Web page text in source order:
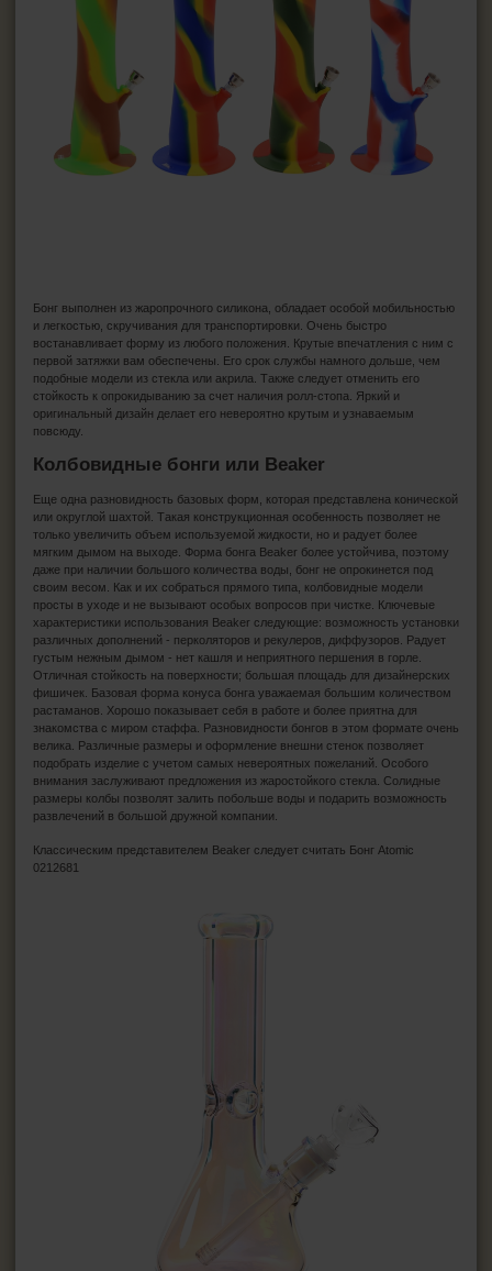
Бонг выполнен из жаропрочного силикона, обладает особой мобильностью
и легкостью, скручивания для транспортировки. Очень быстро
востанавливает форму из любого положения. Крутые впечатления с ним с
первой затяжки вам обеспечены. Его срок службы намного дольше, чем
подобные модели из стекла или акрила. Также следует отменить его
стойкость к опрокидыванию за счет наличия ролл-стопа. Яркий и
оригинальный дизайн делает его невероятно крутым и узнаваемым
повсюду.
Колбовидные бонги или Beaker
Еще одна разновидность базовых форм, которая представлена конической
или округлой шахтой. Такая конструкционная особенность позволяет не
только увеличить объем используемой жидкости, но и радует более
мягким дымом на выходе. Форма бонга Beaker более устойчива, поэтому
даже при наличии большого количества воды, бонг не опрокинется под
своим весом. Как и их собраться прямого типа, колбовидные модели
просты в уходе и не вызывают особых вопросов при чистке. Ключевые
характеристики использования Beaker следующие: возможность установки
различных дополнений - перколяторов и рекулеров, диффузоров. Радует
густым нежным дымом - нет кашля и неприятного першения в горле.
Отличная стойкость на поверхности; большая площадь для дизайнерских
фишичек. Базовая форма конуса бонга уважаемая большим количеством
растаманов. Хорошо показывает себя в работе и более приятна для
знакомства с миром стаффа. Разновидности бонгов в этом формате очень
велика. Различные размеры и оформление внешни стенок позволяет
подобрать изделие с учетом самых невероятных пожеланий. Особого
внимания заслуживают предложения из жаростойкого стекла. Солидные
размеры колбы позволят залить побольше воды и подарить возможность
развлечений в большой дружной компании.
Классическим представителем Beaker следует считать Бонг Atomic
0212681